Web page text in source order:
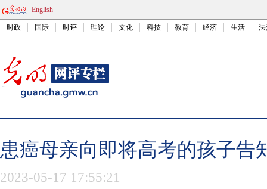
English
时政 国际 时评 理论 文化 科技 教育 经济 生活
患癌母亲向即将高考的孩子告
2023-05-17 17:55:21